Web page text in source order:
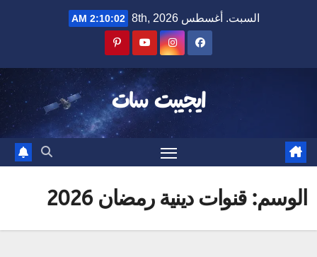
السبت. أغسطس 8th, 2026 2:10:02 AM
ايجيبت سات
الوسم:قنوات دينية رمضان 2026